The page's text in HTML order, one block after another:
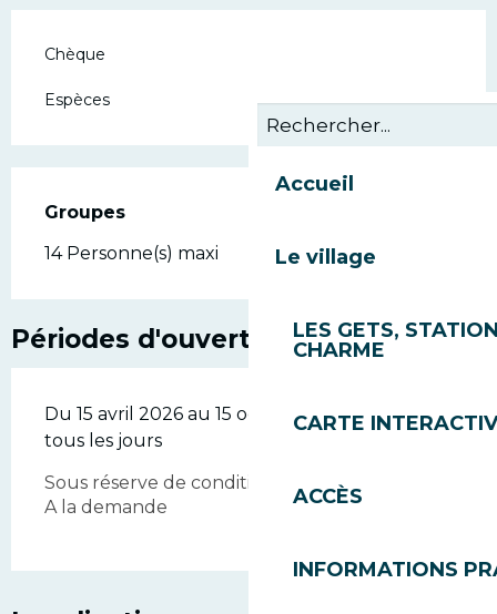
Accueil
Le village
LES GETS,
CHARME
CARTE
ACCÈS
INFORMATIONS
Chèque
Espèces
Groupes
Groupes
14 Personne(s) maxi
Périodes d'ouverture
Du 15 avril 2026 au 15 octobre 2026 - Ouvert
tous les jours
Sous réserve de conditions météo favorables
A la demande